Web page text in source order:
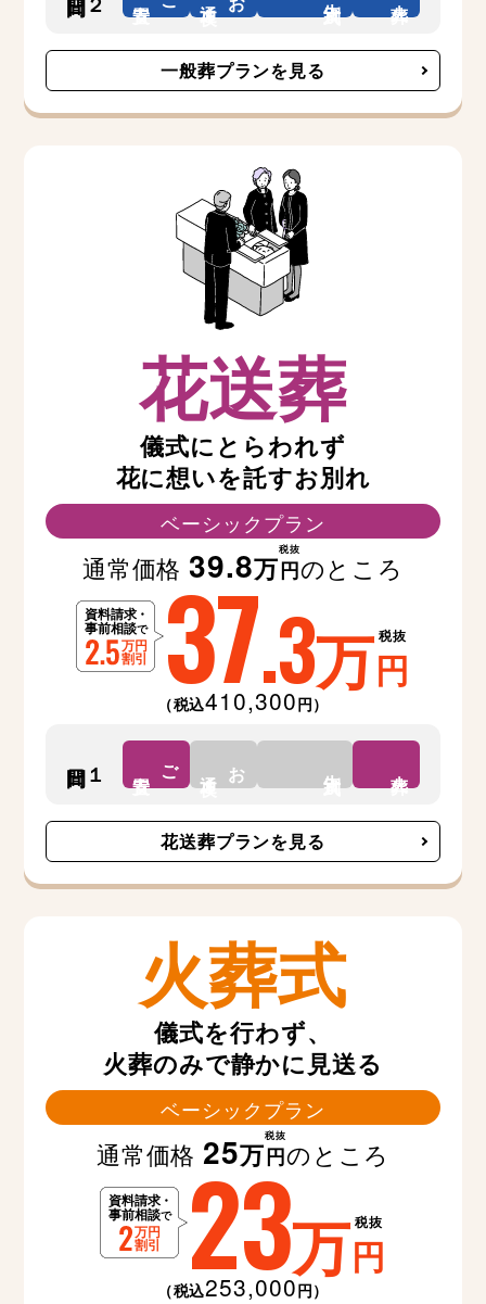
一般葬プランを見る
花送葬
儀式にとらわれず
花に想いを託すお別れ
ベーシックプラン
通常価格 39.8万円
税抜
のところ
37.3万円
税抜
（税込410,300円）
ご お
花送葬プランを見る
火葬式
儀式を行わず、
火葬のみで静かに見送る
ベーシックプラン
通常価格 25万円
税抜
のところ
23万円
税抜
（税込253,000円）